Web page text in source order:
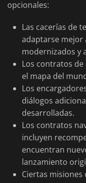
opcionales:
Las cacerías de
adaptarse mejor
modernizados y
Los contratos
el mapa del
Los
diálogos
desarrolladas.
Los contratos
incluyen
encuentran
lanzamiento
Ciertas